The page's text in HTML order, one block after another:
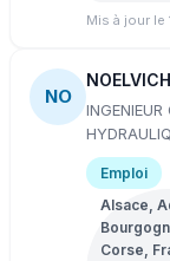
Mis à jour
NO
Emploi
Alsace,
Corse,